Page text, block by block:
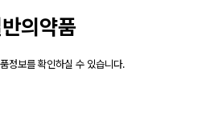
의약품
정보를 확인하실 수 있습니다.